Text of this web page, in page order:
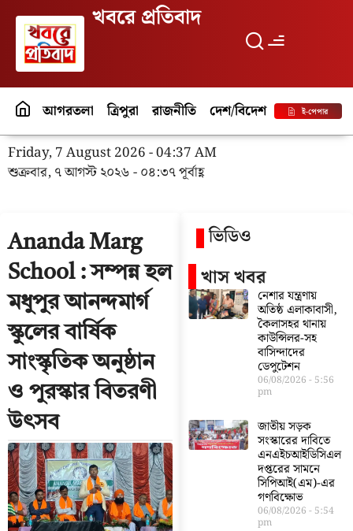
খবরে প্রতিবাদ
আগরতলা ত্রিপুরা রাজনীতি দেশ/বিদেশ পর্যটনই-পেপার
Friday, 7 August 2026 - 04:37 AM
শুক্রবার, ৭ আগস্ট ২০২৬ - ০৪:৩৭ পূর্বাহ্ণ
Ananda Marg
School : সম্পন্ন হল
মধুপুর আনন্দমার্গ
স্কুলের বার্ষিক
সাংস্কৃতিক অনুষ্ঠান
ও পুরস্কার বিতরণী
উৎসব
ভিডিও
খাস খবর
নেশার যন্ত্রণায়
অতিষ্ঠ এলাকাবাসী,
কৈলাসহর থানায়
কাউন্সিলর-সহ
বাসিন্দাদের
ডেপুটেশন
06/08/2026 5:56
pm
জাতীয় সড়ক
সংস্কারের দাবিতে
এনএইচআইডিসিএল
দপ্তরের সামনে
সিপিআই(এম)-এর
গণবিক্ষোভ
06/08/2026 5:54
pm